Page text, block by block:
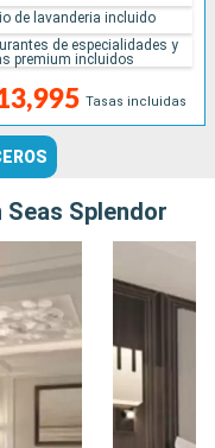
Tasas incluidas
de lavanderia incluido
de especialidades y
premium incluidos
Splendor